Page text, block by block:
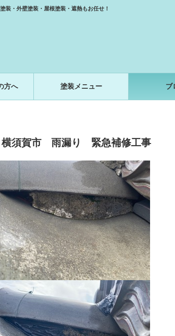
装・外壁塗装・屋根塗装・遮熱もお任せ！
方へ 塗装メニュー ブ
横須賀市 雨漏り 緊急補修工事